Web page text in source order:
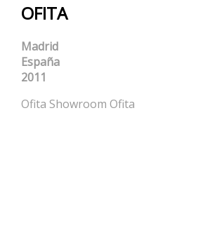
OFITA
Madrid
España
2011
Ofita Showroom Ofita